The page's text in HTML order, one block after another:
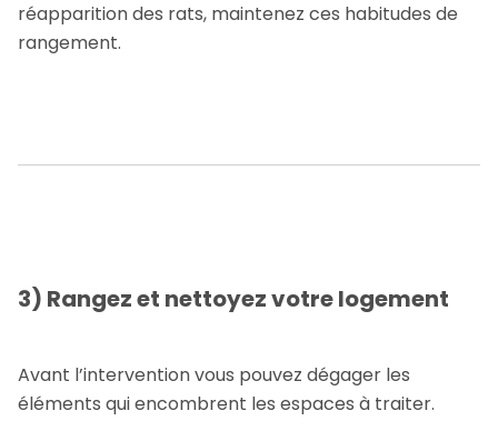
réapparition des rats, maintenez ces habitudes de
rangement.
3) Rangez et nettoyez votre logement
Avant l’intervention vous pouvez dégager les
éléments qui encombrent les espaces à traiter.